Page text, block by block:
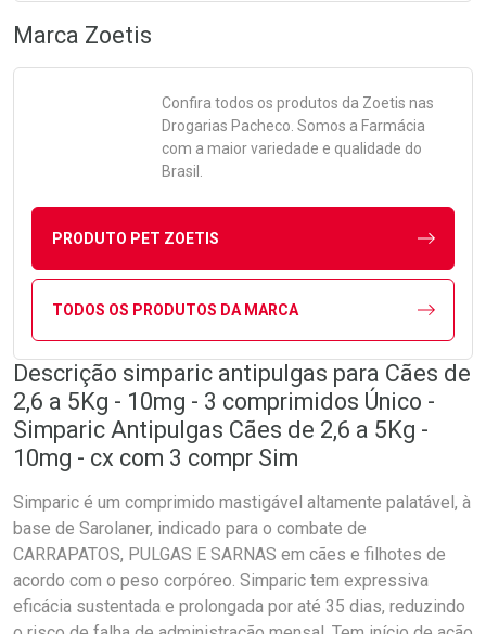
Marca Zoetis
Confira todos os produtos da Zoetis nas
Drogarias Pacheco. Somos a Farmácia
com a maior variedade e qualidade do
Brasil.
PRODUTO PET ZOETIS
TODOS OS PRODUTOS DA MARCA
Descrição simparic antipulgas para Cães de
2,6 a 5Kg - 10mg - 3 comprimidos Único -
Simparic Antipulgas Cães de 2,6 a 5Kg -
10mg - cx com 3 compr Sim
Simparic é um comprimido mastigável altamente palatável, à
base de Sarolaner, indicado para o combate de
CARRAPATOS, PULGAS E SARNAS em cães e filhotes de
acordo com o peso corpóreo. Simparic tem expressiva
eficácia sustentada e prolongada por até 35 dias, reduzindo